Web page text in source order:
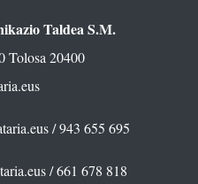
Taldea S.M.
Tolosa 20400
/ 943 655 695
/ 661 678 818